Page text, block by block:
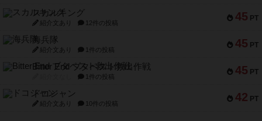
45 PT
スカルキング
紹介文あり 12件の投稿
45 PT
海兵隊
紹介文あり 1件の投稿
45 PT
Bitter End ブタペスト救出作戦
1件の投稿
42 PT
ドコジャン
紹介文あり 10件の投稿